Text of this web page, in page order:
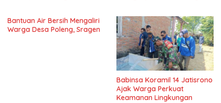
Bantuan Air Bersih Mengaliri
Warga Desa Poleng, Sragen
Babinsa Koramil 14 Jatisrono
Ajak Warga Perkuat
Keamanan Lingkungan